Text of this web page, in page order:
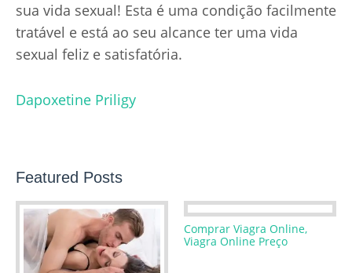
sua vida sexual! Esta é uma condição facilmente
tratável e está ao seu alcance ter uma vida
sexual feliz e satisfatória.
Dapoxetine Priligy
Featured Posts
Comprar Viagra Online,
Viagra Online Preço